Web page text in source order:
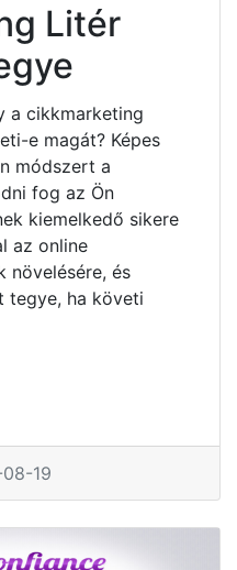
Litér
a cikkmarketing
e magát? Képes
módszert a
fog az Ön
kiemelkedő sikere
az online
növelésére, és
tegye, ha követi
19